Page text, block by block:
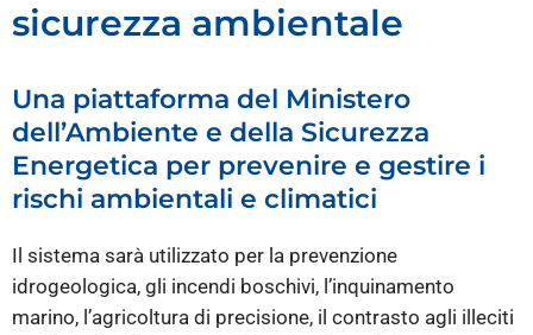
sicurezza ambientale
Una piattaforma del Ministero
dell’Ambiente e della Sicurezza
Energetica per prevenire e gestire i
rischi ambientali e climatici
Il sistema sarà utilizzato per la prevenzione
idrogeologica, gli incendi boschivi, l’inquinamento
marino, l’agricoltura di precisione, il contrasto agli illeciti